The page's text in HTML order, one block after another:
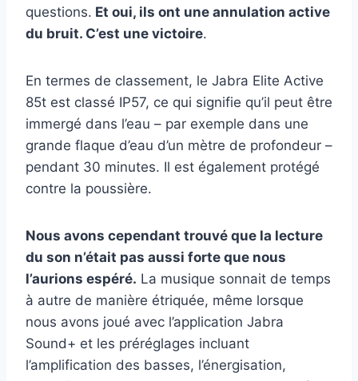
questions. Et oui, ils ont une annulation active
du bruit. C’est une victoire.
En termes de classement, le Jabra Elite Active
85t est classé IP57, ce qui signifie qu’il peut être
immergé dans l’eau – par exemple dans une
grande flaque d’eau d’un mètre de profondeur –
pendant 30 minutes. Il est également protégé
contre la poussière.
Nous avons cependant trouvé que la lecture
du son n’était pas aussi forte que nous
l’aurions espéré. La musique sonnait de temps
à autre de manière étriquée, même lorsque
nous avons joué avec l’application Jabra
Sound+ et les préréglages incluant
l’amplification des basses, l’énergisation,